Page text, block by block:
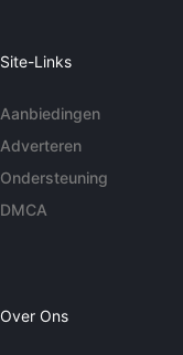
Site-Links
Aanbiedingen
Adverteren
Ondersteuning
DMCA
Over Ons